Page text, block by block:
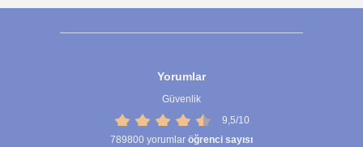
Yorumlar
Güvenlik
9,5/10
789800 yorumlar öğrenci sayısı